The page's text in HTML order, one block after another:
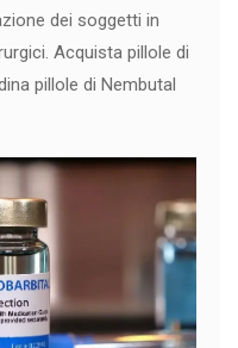
dei soggetti in
Acquista pillole di
pillole di Nembutal